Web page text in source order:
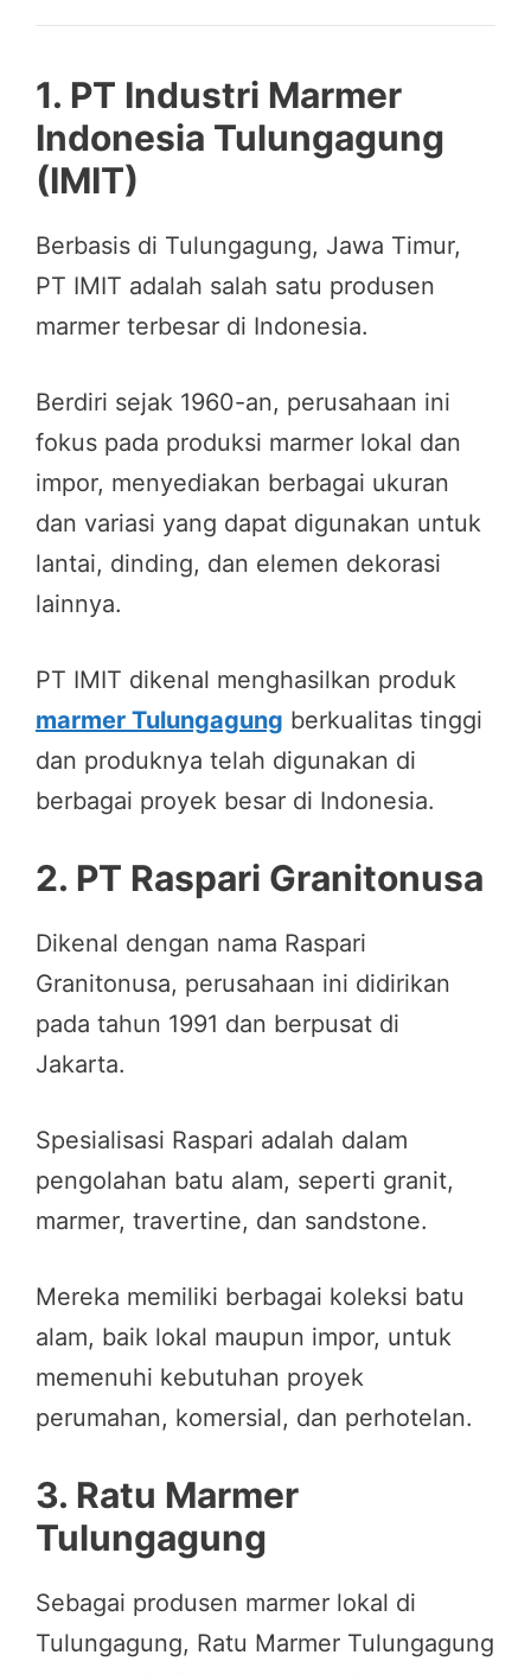
1. PT Industri Marmer
Indonesia Tulungagung
(IMIT)
Berbasis di Tulungagung, Jawa Timur,
PT IMIT adalah salah satu produsen
marmer terbesar di Indonesia.
Berdiri sejak 1960-an, perusahaan ini
fokus pada produksi marmer lokal dan
impor, menyediakan berbagai ukuran
dan variasi yang dapat digunakan untuk
lantai, dinding, dan elemen dekorasi
lainnya.
PT IMIT dikenal menghasilkan produk
marmer Tulungagung berkualitas tinggi
dan produknya telah digunakan di
berbagai proyek besar di Indonesia.
2. PT Raspari Granitonusa
Dikenal dengan nama Raspari
Granitonusa, perusahaan ini didirikan
pada tahun 1991 dan berpusat di
Jakarta.
Spesialisasi Raspari adalah dalam
pengolahan batu alam, seperti granit,
marmer, travertine, dan sandstone.
Mereka memiliki berbagai koleksi batu
alam, baik lokal maupun impor, untuk
memenuhi kebutuhan proyek
perumahan, komersial, dan perhotelan.
3. Ratu Marmer
Tulungagung
Sebagai produsen marmer lokal di
Tulungagung, Ratu Marmer Tulungagung